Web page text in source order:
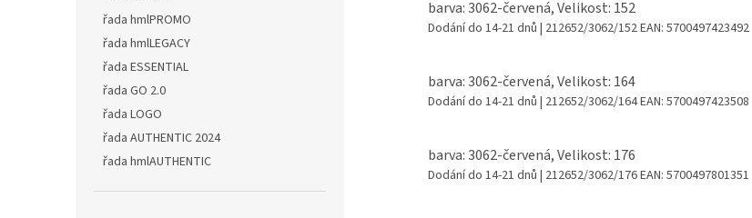
řada hmlPROMO
řada hmlLEGACY
řada ESSENTIAL
řada GO 2.0
řada LOGO
řada AUTHENTIC 2024
řada hmlAUTHENTIC
barva: 3062-červená, Velikost: 152
Dodání do 14-21 dnů | 212652/3062/152EAN: 5700497423492
barva: 3062-červená, Velikost: 164
Dodání do 14-21 dnů | 212652/3062/164EAN: 5700497423508
barva: 3062-červená, Velikost: 176
Dodání do 14-21 dnů | 212652/3062/176EAN: 5700497801351